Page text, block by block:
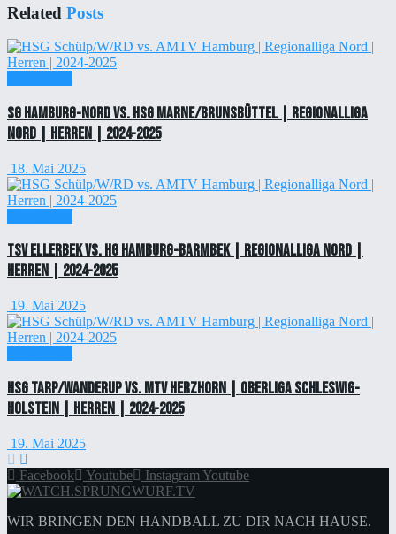
Related Posts
SG Hamburg-Nord vs. HSG Marne/Brunsbüttel | Regionalliga
Nord | Herren | 2024-2025
18. Mai 2025
TSV Ellerbek vs. HG Hamburg-Barmbek | Regionalliga Nord |
Herren | 2024-2025
19. Mai 2025
HSG Tarp/Wanderup vs. MTV Herzhorn | Oberliga Schleswig-
Holstein | Herren | 2024-2025
19. Mai 2025
Facebook Youtube Instagram Youtube
WIR BRINGEN DEN HANDBALL ZU DIR NACH HAUSE.